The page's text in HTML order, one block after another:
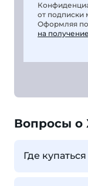
от подписки
Оформляя
на
Вопросы
Где